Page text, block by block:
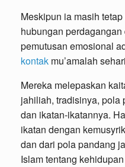
Meskipun ia masih
hubungan
pemutusan emosional
kontak mu’amalah
Mereka melepaskan
jahiliah, tradisinya, pola
dan ikatan-ikatannya.
ikatan dengan
dan dari pola pandang
Islam tentang